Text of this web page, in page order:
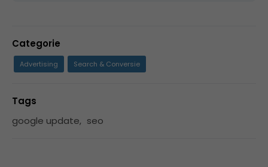
Categorie
Advertising Search & Conversie
Tags
google update, seo